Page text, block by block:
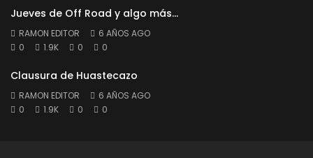
Jueves de Off Road y algo más…
RAMON EDITOR
6 AÑOS AGO
0
1.9K 0 0
Clausura de Huastecazo
RAMON EDITOR
6 AÑOS AGO
0
1.9K 0 0